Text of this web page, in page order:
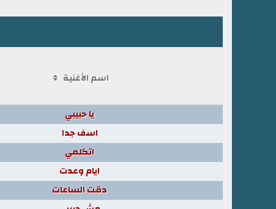
اسم الأغنية
يا حبيبي
اسف جدا
اتكلمي
ايام وعدت
دقت الساعات